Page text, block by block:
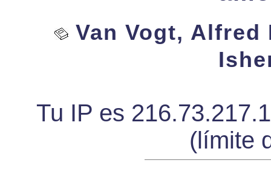
Van Vogt,
Tu IP es
(límite